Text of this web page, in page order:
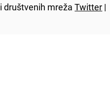
i društvenih mrežaTwitter |